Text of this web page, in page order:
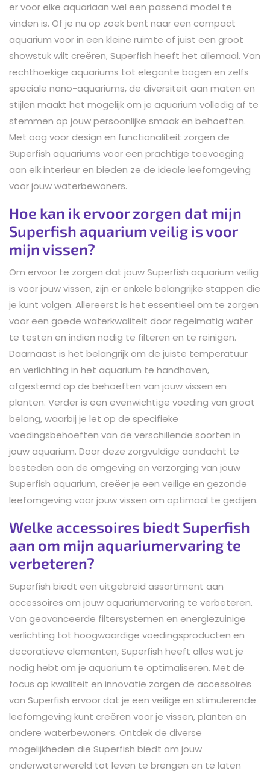
er voor elke aquariaan wel een passend model te
vinden is. Of je nu op zoek bent naar een compact
aquarium voor in een kleine ruimte of juist een groot
showstuk wilt creëren, Superfish heeft het allemaal. Van
rechthoekige aquariums tot elegante bogen en zelfs
speciale nano-aquariums, de diversiteit aan maten en
stijlen maakt het mogelijk om je aquarium volledig af te
stemmen op jouw persoonlijke smaak en behoeften.
Met oog voor design en functionaliteit zorgen de
Superfish aquariums voor een prachtige toevoeging
aan elk interieur en bieden ze de ideale leefomgeving
voor jouw waterbewoners.
Hoe kan ik ervoor zorgen dat mijn
Superfish aquarium veilig is voor
mijn vissen?
Om ervoor te zorgen dat jouw Superfish aquarium veilig
is voor jouw vissen, zijn er enkele belangrijke stappen die
je kunt volgen. Allereerst is het essentieel om te zorgen
voor een goede waterkwaliteit door regelmatig water
te testen en indien nodig te filteren en te reinigen.
Daarnaast is het belangrijk om de juiste temperatuur
en verlichting in het aquarium te handhaven,
afgestemd op de behoeften van jouw vissen en
planten. Verder is een evenwichtige voeding van groot
belang, waarbij je let op de specifieke
voedingsbehoeften van de verschillende soorten in
jouw aquarium. Door deze zorgvuldige aandacht te
besteden aan de omgeving en verzorging van jouw
Superfish aquarium, creëer je een veilige en gezonde
leefomgeving voor jouw vissen om optimaal te gedijen.
Welke accessoires biedt Superfish
aan om mijn aquariumervaring te
verbeteren?
Superfish biedt een uitgebreid assortiment aan
accessoires om jouw aquariumervaring te verbeteren.
Van geavanceerde filtersystemen en energiezuinige
verlichting tot hoogwaardige voedingsproducten en
decoratieve elementen, Superfish heeft alles wat je
nodig hebt om je aquarium te optimaliseren. Met de
focus op kwaliteit en innovatie zorgen de accessoires
van Superfish ervoor dat je een veilige en stimulerende
leefomgeving kunt creëren voor je vissen, planten en
andere waterbewoners. Ontdek de diverse
mogelijkheden die Superfish biedt om jouw
onderwaterwereld tot leven te brengen en te laten